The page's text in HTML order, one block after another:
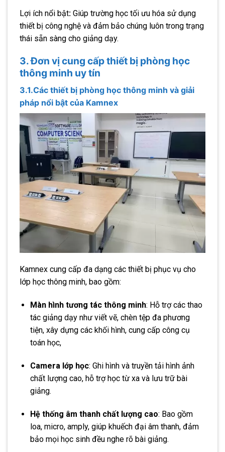
Lợi ích nổi bật: Giúp trường học tối ưu hóa sử dụng
thiết bị công nghệ và đảm bảo chúng luôn trong trạng
thái sẵn sàng cho giảng dạy.
3. Đơn vị cung cấp thiết bị phòng học
thông minh uy tín
3.1.Các thiết bị phòng học thông minh và giải
pháp nổi bật của Kamnex
Kamnex cung cấp đa dạng các thiết bị phục vụ cho
lớp học thông minh, bao gồm:
Màn hình tương tác thông minh: Hỗ trợ các thao
tác giảng dạy như viết vẽ, chèn tệp đa phương
tiện, xây dựng các khối hình, cung cấp công cụ
toán học,
Camera lớp học: Ghi hình và truyền tải hình ảnh
chất lượng cao, hỗ trợ học từ xa và lưu trữ bài
giảng.
Hệ thống âm thanh chất lượng cao: Bao gồm
loa, micro, amply, giúp khuếch đại âm thanh, đảm
bảo mọi học sinh đều nghe rõ bài giảng.